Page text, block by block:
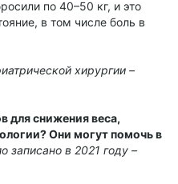
по 40–50 кг, и это
в том числе боль в
хирургии –
для снижения веса,
Они могут помочь в
записано в 2021 году –